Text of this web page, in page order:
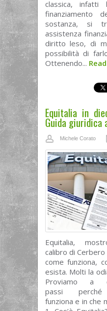
classica, infatti
finanziamento
sostanza, si
assistenza
diritto leso, di
possibilità di
Ottenendo...
Equitalia in
Guida giuridica
Michele Corato
Equitalia,
calibro di
come funziona,
esista. Molti la
Proviamo a
passi
funziona e in che